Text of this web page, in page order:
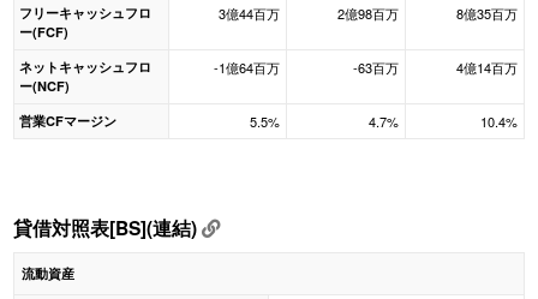
フリーキャッシュフロ
ー(FCF)
3億44百万 2億98百万 8億35百万
ネットキャッシュフロ
ー(NCF)
-1億64百万 -63百万 4億14百万
営業CFマージン 5.5% 4.7% 10.4%
貸借対照表[BS](連結)
流動資産